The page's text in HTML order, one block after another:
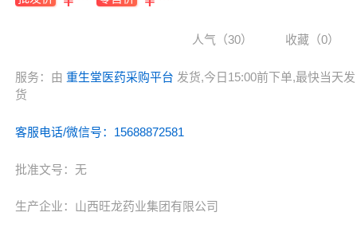
人气（30） 收藏（0）
服务：由 重生堂医药采购平台 发货,今日15:00前下单,最快当天发
货
客服电话/微信号：15688872581
批准文号：无
生产企业：山西旺龙药业集团有限公司